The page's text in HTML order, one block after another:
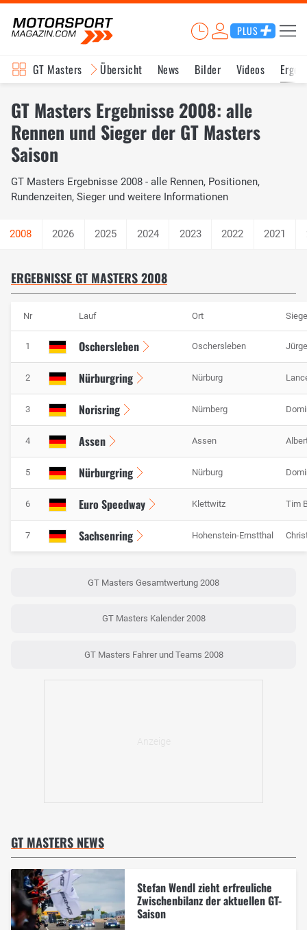
PLUS
GT Masters Übersicht News Bilder Videos
GT Masters Ergebnisse 2008: alle
Rennen und Sieger der GT Masters
Saison
GT Masters Ergebnisse 2008 - alle Rennen, Positionen,
Rundenzeiten, Sieger und weitere Informationen
2026 2025 2024 2023 2022 2021
ERGEBNISSE GT MASTERS 2008
Nr Lauf Ort
1 Oschersleben Oschersleben
2 Nürburgring Nürburg
3 Norisring Nürnberg
4 Assen Assen
5 Nürburgring Nürburg
6 Euro Speedway Klettwitz Tim
7 Sachsenring Hohenstein-Ernstthal
GT Masters Gesamtwertung 2008
GT Masters Kalender 2008
GT Masters Fahrer und Teams 2008
GT MASTERS NEWS
Stefan Wendl zieht erfreuliche
Zwischenbilanz der aktuellen GT-
Saison